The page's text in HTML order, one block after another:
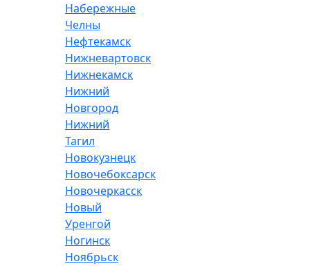
Набережные
Челны
Нефтекамск
Нижневартовск
Нижнекамск
Нижний
Новгород
Нижний
Тагил
Новокузнецк
Новочебоксарск
Новочеркасск
Новый
Уренгой
Ногинск
Ноябрьск